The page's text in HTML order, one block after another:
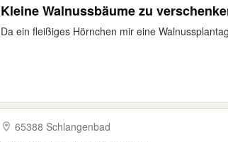
Kleine Walnussbäume zu
Da ein fleißiges Hörnchen mir eine
65388 Schlangenbad